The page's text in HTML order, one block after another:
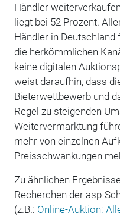
Händler
liegt bei 52 Prozent.
Händler in Deutschland
die herkömmlichen
keine digitalen
weist daraufhin, dass
Bieterwettbewerb und
Regel zu steigenden
Weitervermarktung
mehr von einzelnen
Preisschwankungen
Zu ähnlichen
Recherchen der asp-
(z.B.: Online-Auktion: